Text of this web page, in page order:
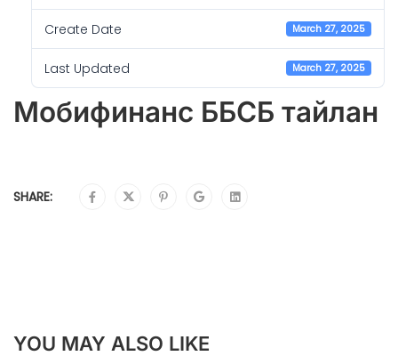
Create Date March 27, 2025
Last Updated March 27, 2025
Мобифинанс ББСБ тайлан
SHARE:
YOU MAY ALSO LIKE